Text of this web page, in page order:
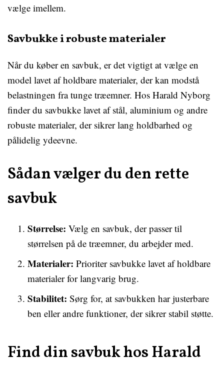
vælge imellem.
Savbukke i robuste materialer
Når du køber en savbuk, er det vigtigt at vælge en
model lavet af holdbare materialer, der kan modstå
belastningen fra tunge træemner. Hos Harald Nyborg
finder du savbukke lavet af stål, aluminium og andre
robuste materialer, der sikrer lang holdbarhed og
pålidelig ydeevne.
Sådan vælger du den rette
savbuk
Størrelse: Vælg en savbuk, der passer til
størrelsen på de træemner, du arbejder med.
Materialer: Prioriter savbukke lavet af holdbare
materialer for langvarig brug.
Stabilitet: Sørg for, at savbukken har justerbare
ben eller andre funktioner, der sikrer stabil støtte.
Find din savbuk hos Harald